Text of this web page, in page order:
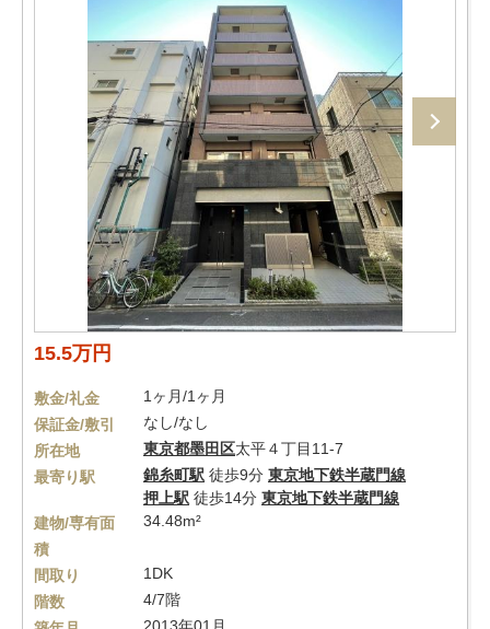
15.5万円
敷金/礼金
1ヶ月/1ヶ月
保証金/敷引
なし/なし
所在地
東京都墨田区太平４丁目11-7
最寄り駅
錦糸町駅 徒歩9分 東京地下鉄半蔵門線
押上駅 徒歩14分 東京地下鉄半蔵門線
建物/専有面
積
34.48m²
間取り
1DK
階数
4/7階